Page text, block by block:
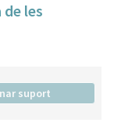
les
suport